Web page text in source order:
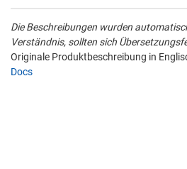
Die Beschreibungen wurden
Verständnis, sollten sich
Originale Produktbeschreibung in
Docs